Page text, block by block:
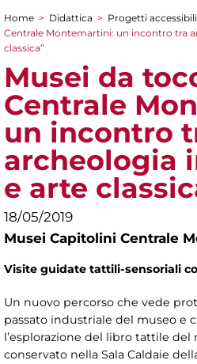
Tu sei qui
Home > Didattica > Progetti accessibili
Centrale Montemartini: un incontro tra
classica”
Musei da
Centrale
un incontro
archeologia
e arte
18/05/2019
Musei Capitolini Centrale
Visite guidate tattili-sensoriali
Un nuovo percorso che vede
passato industriale del museo e
l’esplorazione del libro tattile del
conservato nella Sala Caldaie